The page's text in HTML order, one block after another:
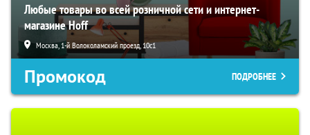
Любые товары во всей розничной сети и интернет-
магазине Hoff
Москва, 1-й Волоколамский проезд, 10с1
Промокод ПОДРОБНЕЕ